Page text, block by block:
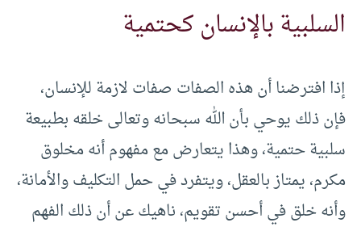
السلبية بالإنسان كحتمية
إذا افترضنا أن هذه الصفات صفات لازمة للإنسان،
فإن ذلك يوحي بأن الله سبحانه وتعالى خلقه بطبيعة
سلبية حتمية، وهذا يتعارض مع مفهوم أنه مخلوق
مكرم، يمتاز بالعقل، ويتفرد في حمل التكليف والأمانة،
وأنه خلق في أحسن تقويم، ناهيك عن أن ذلك الفهم